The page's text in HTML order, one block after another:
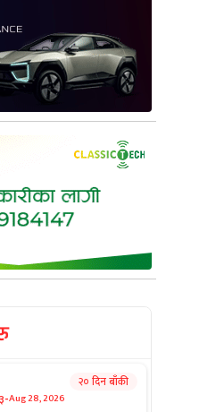
-Aug 28, 2026
२० दिन बाँकी